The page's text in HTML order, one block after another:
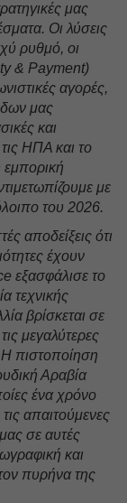
μας
Οι λύσεις
ρυθμό, οι
& Payment)
αγορές,
μας
και
ΗΠΑ και το
με
του 2026.
αποδείξεις ότι
έχουν
εξασφάλισε το
τεχνικής
βρίσκεται σε
μεγαλύτερες
πιστοποίηση
Αραβία
ένα χρόνο
απαιτούμενες
σε αυτές
και
πυρήνα της